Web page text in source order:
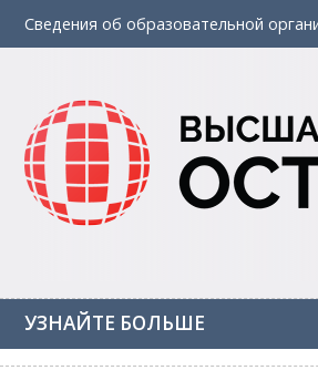
Сведения об образовательной
УЗНАЙТЕ БОЛЬШЕ